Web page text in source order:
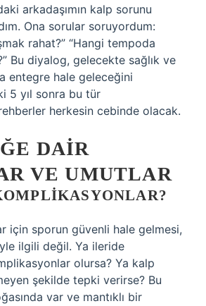
arkadaşımın kalp sorunu
Ona sorular soruyordum:
rahat?” “Hangi tempoda
Bu diyalog, gelecekte sağlık ve
entegre hale geleceğini
5 yıl sonra bu tür
herkesin cebinde olacak.
DAIR
VE UMUTLAR
için sporun güvenli hale gelmesi,
ilgili değil. Ya ileride
olursa? Ya kalp
şekilde tepki verirse? Bu
var ve mantıklı bir